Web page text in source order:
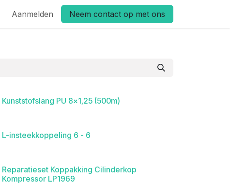
Aanmelden Neem contact op met ons
Kunststofslang PU 8x1,25 (500m)
L-insteekkoppeling 6 - 6
Reparatieset Koppakking Cilinderkop
Kompressor LP1969